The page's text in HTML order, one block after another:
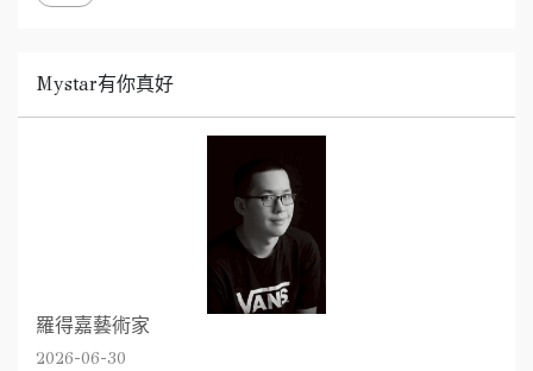
Mystar有你真好
羅得嘉藝術家
2026-06-30